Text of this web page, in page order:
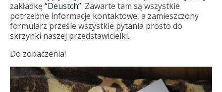
zakładkę“Deustch”. Zawarte tam są wszystkie
potrzebne informacje kontaktowe, a zamieszczony
formularz prześle wszystkie pytania prosto do
skrzynki naszej przedstawicielki.
Do zobaczenia!